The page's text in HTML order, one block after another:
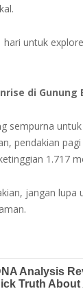
untuk
di Gunung
sempurna
pendakian
1.717
jangan